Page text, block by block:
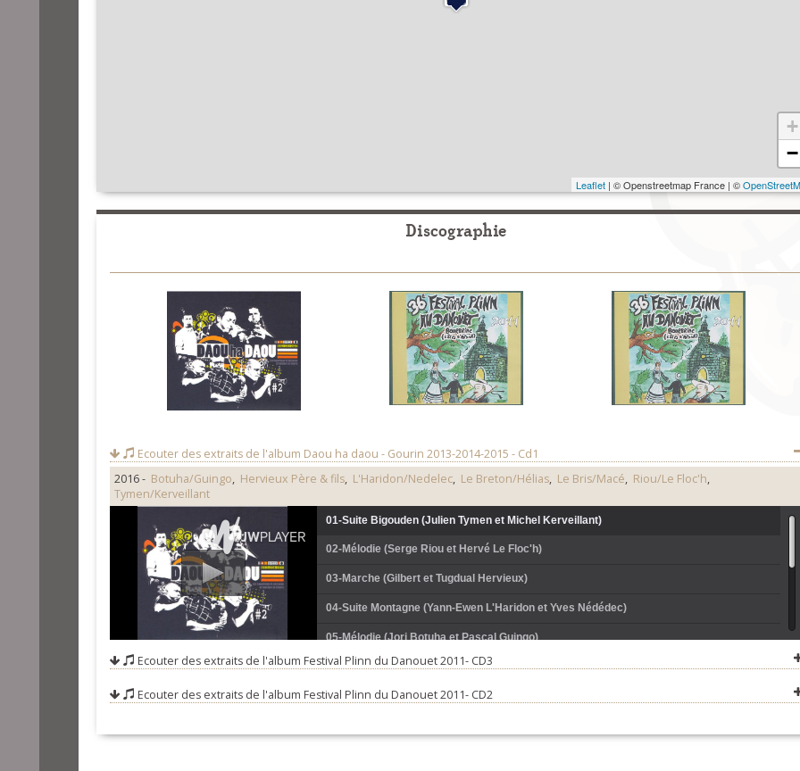
+
−
Leaflet| © Openstreetmap France | ©
Discographie
Ecouter des extraits de l'album Daou ha daou - Gourin 2013-2014-2015 - Cd1
2016 - Botuha/Guingo, Hervieux Père & fils, L'Haridon/Nedelec, Le Breton/Hélias, Le Bris/Macé, Riou/Le Floc'h,
Tymen/Kerveillant
01-Suite Bigouden (Julien Tymen et Michel Kerveillant)
02-Mélodie (Serge Riou et Hervé Le Floc'h)
03-Marche (Gilbert et Tugdual Hervieux)
04-Suite Montagne (Yann-Ewen L'Haridon et Yves Nédédec)
05-Mélodie (Jorj Botuha et Pascal Guingo)
06-Suite Loudéac (Fabien Le Bris et Philippe Macé)
07-Mélodie (Jean-Pierre Hélias et Bernard Le Breton)
Ecouter des extraits de l'album Festival Plinn du Danouet 2011- CD3
Ecouter des extraits de l'album Festival Plinn du Danouet 2011- CD2